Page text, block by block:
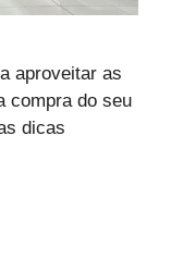
aproveitar as
compra do seu
dicas